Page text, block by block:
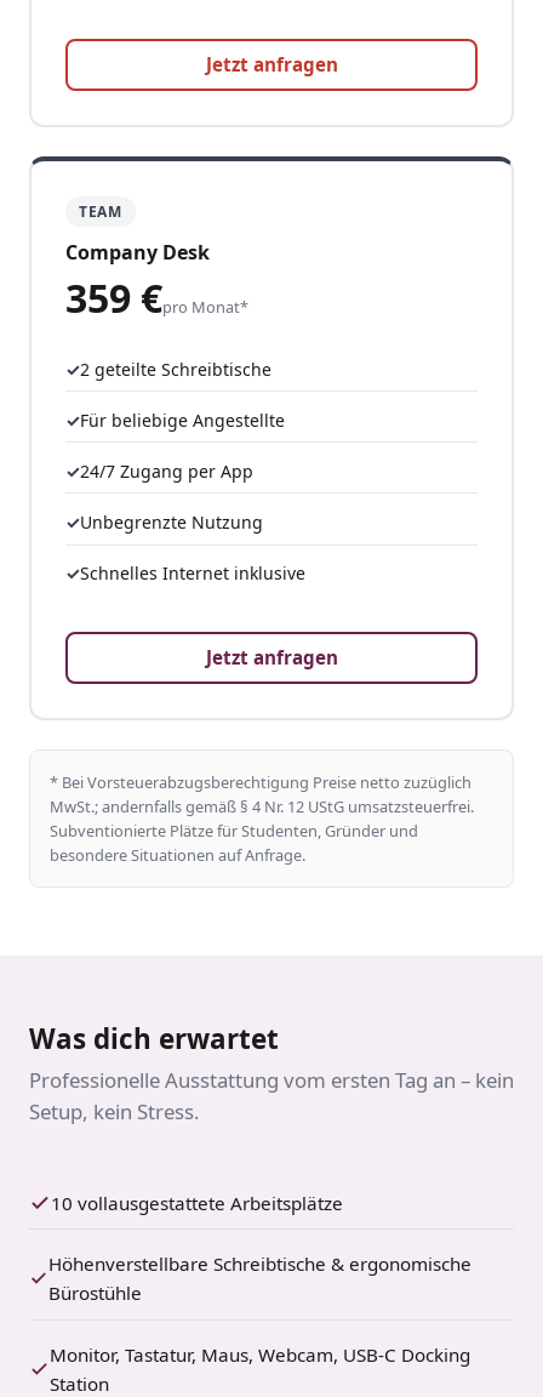
Jetzt anfragen
TEAM
Company Desk
359 €pro Monat*
2 geteilte Schreibtische
Für beliebige Angestellte
24/7 Zugang per App
Unbegrenzte Nutzung
Schnelles Internet inklusive
Jetzt anfragen
* Bei Vorsteuerabzugsberechtigung Preise netto zuzüglich
MwSt.; andernfalls gemäß § 4 Nr. 12 UStG umsatzsteuerfrei.
Subventionierte Plätze für Studenten, Gründer und
besondere Situationen auf Anfrage.
Was dich erwartet
Professionelle Ausstattung vom ersten Tag an – kein
Setup, kein Stress.
10 vollausgestattete Arbeitsplätze
Höhenverstellbare Schreibtische & ergonomische
Bürostühle
Monitor, Tastatur, Maus, Webcam, USB-C Docking
Station